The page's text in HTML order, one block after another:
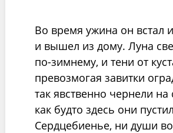
Во время ужина он встал
и вышел из дому. Луна
по-зимнему, и тени от
превозмогая завитки
так явственно чернели на
как будто здесь они
Сердцебиенье, ни души